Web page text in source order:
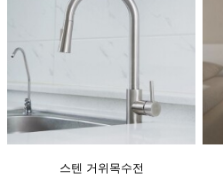
스텐 거위목수전